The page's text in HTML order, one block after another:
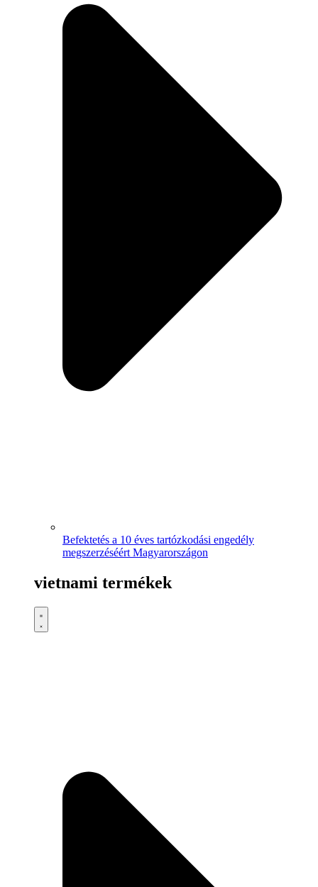
Befektetés a 10 éves tartózkodási engedély
megszerzéséért Magyarországon
vietnami termékek